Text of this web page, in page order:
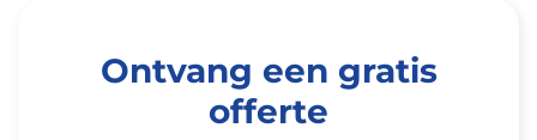
Ontvang een gratis
offerte